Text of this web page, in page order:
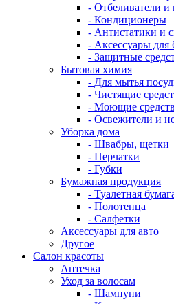
- Отбеливатели и
- Кондиционеры
- Антистатики и
- Аксессуары для
- Защитные
Бытовая химия
- Для мытья
- Чистящие
- Моющие
- Освежители и
Уборка дома
- Швабры, щетки
- Перчатки
- Губки
Бумажная продукция
- Туалетная
- Полотенца
- Салфетки
Аксессуары для авто
Другое
Салон красоты
Аптечка
Уход за волосам
- Шампуни